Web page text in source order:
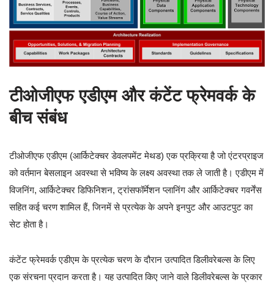
टीओजीएफ एडीएम और कंटेंट फ्रेमवर्क के
बीच संबंध
टीओजीएफ एडीएम (आर्किटेक्चर डेवलपमेंट मेथड) एक प्रक्रिया है जो एंटरप्राइज
को वर्तमान बेसलाइन अवस्था से भविष्य के लक्ष्य अवस्था तक ले जाती है। एडीएम में
विजनिंग, आर्किटेक्चर डिफिनिशन, ट्रांसफॉर्मेशन प्लानिंग और आर्किटेक्चर गवर्नेंस
सहित कई चरण शामिल हैं, जिनमें से प्रत्येक के अपने इनपुट और आउटपुट का
सेट होता है।
कंटेंट फ्रेमवर्क एडीएम के प्रत्येक चरण के दौरान उत्पादित डिलीवरेबल्स के लिए
एक संरचना प्रदान करता है। यह उत्पादित किए जाने वाले डिलीवरेबल्स के प्रकार